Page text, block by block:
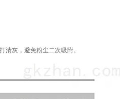
清灰，避免粉尘二次吸附。